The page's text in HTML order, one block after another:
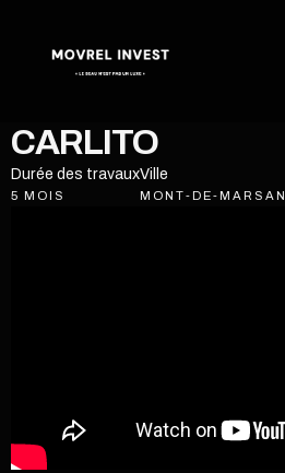
CARLITO
Durée des travaux
5 MOIS
Ville
MONT-DE-MARSAN